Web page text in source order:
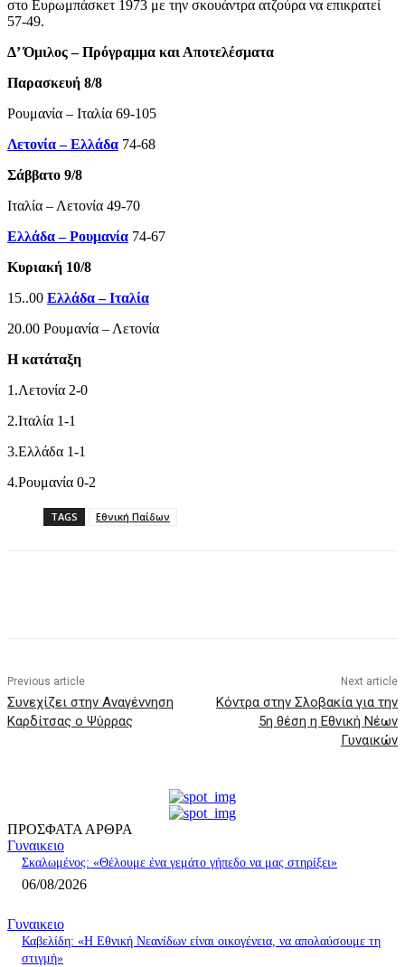
στο Ευρωμπάσκετ 1973 με την σκουάντρα ατζούρα να επικρατεί
57-49.
Δ’ Όμιλος – Πρόγραμμα και Αποτελέσματα
Παρασκευή 8/8
Ρουμανία – Ιταλία 69-105
Λετονία – Ελλάδα 74-68
Σάββατο 9/8
Ιταλία – Λετονία 49-70
Ελλάδα – Ρουμανία 74-67
Κυριακή 10/8
15..00 Ελλάδα – Ιταλία
20.00 Ρουμανία – Λετονία
Η κατάταξη
1.Λετονία 2-0
2.Ιταλία 1-1
3.Ελλάδα 1-1
4.Ρουμανία 0-2
TAGS Εθνική Παίδων
Previous article
Συνεχίζει στην Αναγέννηση
Καρδίτσας ο Ψύρρας
Next article
Κόντρα στην Σλοβακία για την
5η θέση η Εθνική Νέων
Γυναικών
ΠΡΟΣΦΑΤΑ ΑΡΘΡΑ
Γυναικειο
Σκαλωμένος: «Θέλουμε ένα γεμάτο γήπεδο να μας στηρίξει»
06/08/2026
Γυναικειο
Καβελίδη: «Η Εθνική Νεανίδων είναι οικογένεια, να απολαύσουμε τη
στιγμή»